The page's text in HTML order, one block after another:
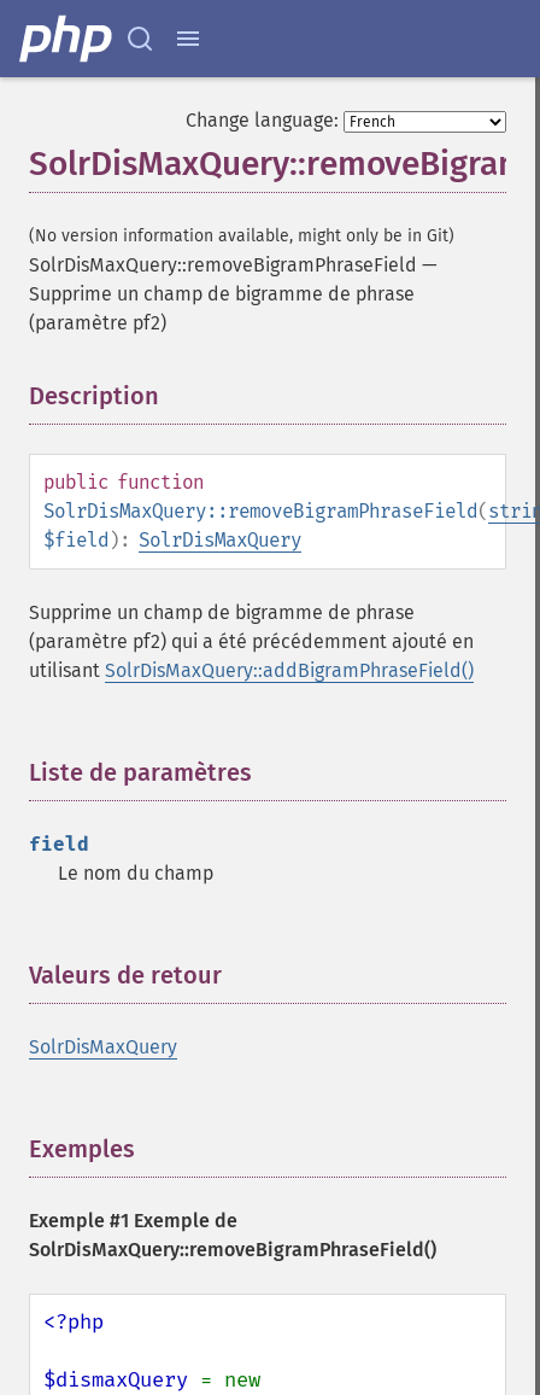
Change language:
(No version information available, might only be in Git)
SolrDisMaxQuery::removeBigramPhraseField —
Supprime un champ de bigramme de phrase
(paramètre pf2)
Description
public function
SolrDisMaxQuery::removeBigramPhraseField(
$field ): SolrDisMaxQuery
Supprime un champ de bigramme de phrase
(paramètre pf2) qui a été précédemment ajouté en
utilisant SolrDisMaxQuery::addBigramPhraseField()
Liste de paramètres
field
Le nom du champ
Valeurs de retour
SolrDisMaxQuery
Exemples
Exemple #1 Exemple de
SolrDisMaxQuery::removeBigramPhraseField()
<?php
$dismaxQuery